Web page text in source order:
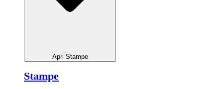
Apri Stampe
Stampe